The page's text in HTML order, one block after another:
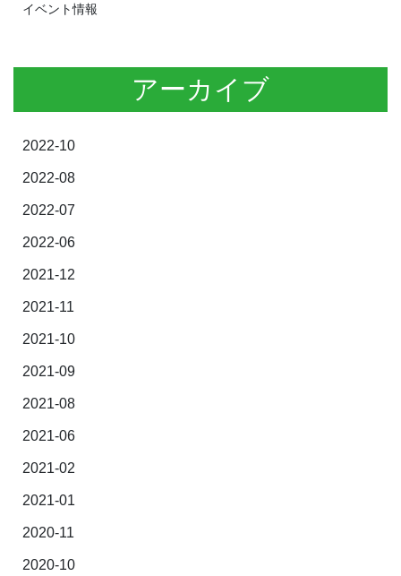
イベント情報
アーカイブ
2022-10
2022-08
2022-07
2022-06
2021-12
2021-11
2021-10
2021-09
2021-08
2021-06
2021-02
2021-01
2020-11
2020-10